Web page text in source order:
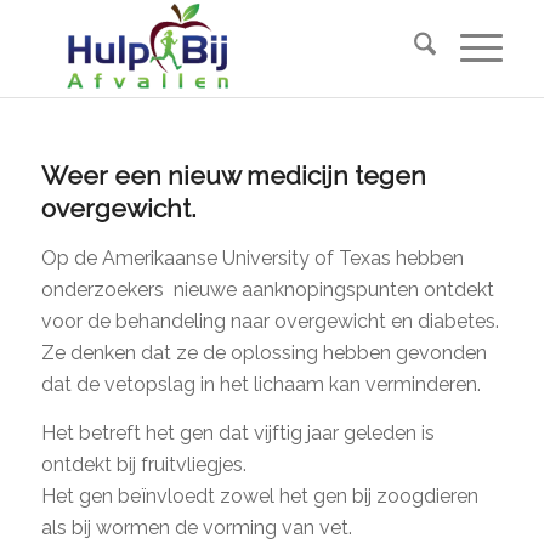
Weer een nieuw medicijn tegen
overgewicht.
Op de Amerikaanse University of Texas hebben
onderzoekers nieuwe aanknopingspunten ontdekt
voor de behandeling naar overgewicht en diabetes.
Ze denken dat ze de oplossing hebben gevonden
dat de vetopslag in het lichaam kan verminderen.
Het betreft het gen dat vijftig jaar geleden is
ontdekt bij fruitvliegjes.
Het gen beïnvloedt zowel het gen bij zoogdieren
als bij wormen de vorming van vet.